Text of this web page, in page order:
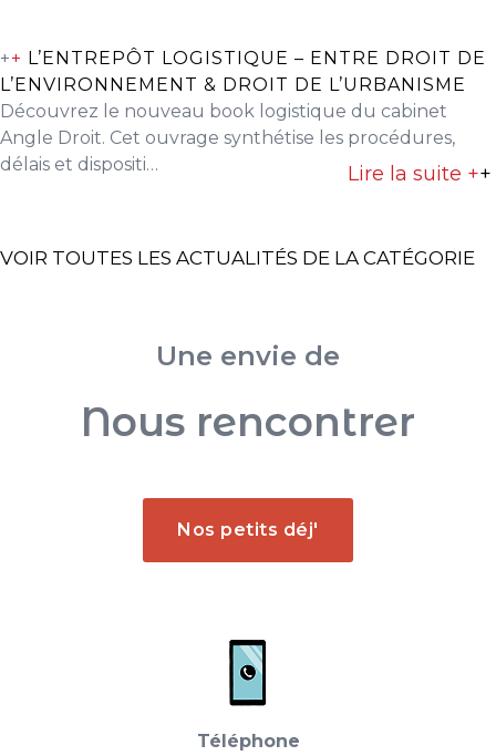
++ L’ENTREPÔT LOGISTIQUE – ENTRE DROIT DE
L’ENVIRONNEMENT & DROIT DE L’URBANISME
Découvrez le nouveau book logistique du cabinet
Angle Droit. Cet ouvrage synthétise les procédures,
délais et dispositi…
Lire la suite ++
VOIR TOUTES LES ACTUALITÉS DE LA CATÉGORIE
Une envie de
Nous rencontrer
Nos petits déj'
Téléphone